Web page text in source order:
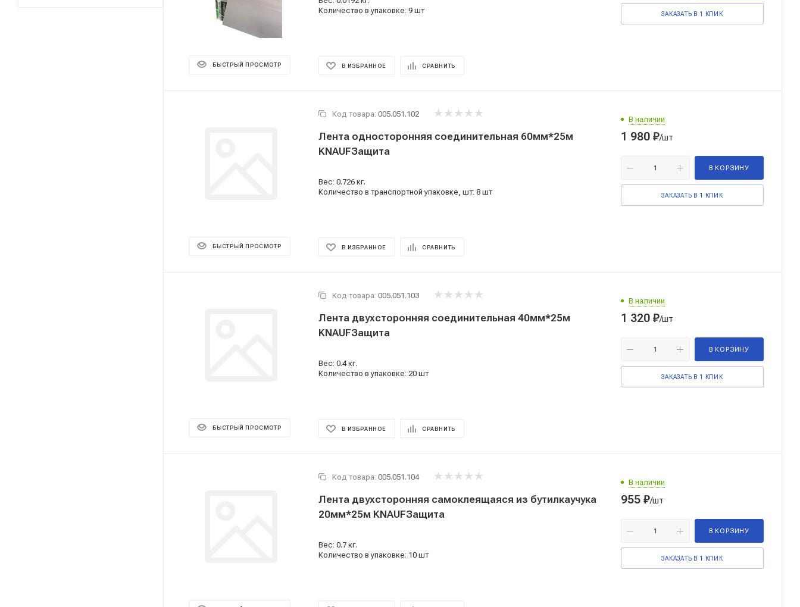
БЫСТРЫЙ ПРОСМОТР
Количество в упаковке: 9 шт
В ИЗБРАННОЕ СРАВНИТЬ
ЗАКАЗАТЬ В 1 КЛИК
БЫСТРЫЙ ПРОСМОТР
Код товара: 005.051.102
Лента односторонняя соединительная 60мм*25м
KNAUFЗащита
Вес: 0.726 кг.
Количество в транспортной упаковке, шт: 8 шт
В ИЗБРАННОЕ СРАВНИТЬ
В наличии
1 980 ₽/шт
В КОРЗИНУ
ЗАКАЗАТЬ В 1 КЛИК
БЫСТРЫЙ ПРОСМОТР
Код товара: 005.051.103
Лента двухсторонняя соединительная 40мм*25м
KNAUFЗащита
Вес: 0.4 кг.
Количество в упаковке: 20 шт
В ИЗБРАННОЕ СРАВНИТЬ
В наличии
1 320 ₽/шт
В КОРЗИНУ
ЗАКАЗАТЬ В 1 КЛИК
Код товара: 005.051.104
Лента двухсторонняя самоклеящаяся из бутилкаучука
20мм*25м KNAUFЗащита
Вес: 0.7 кг.
Количество в упаковке: 10 шт
В наличии
955 ₽/шт
В КОРЗИНУ
ЗАКАЗАТЬ В 1 КЛИК